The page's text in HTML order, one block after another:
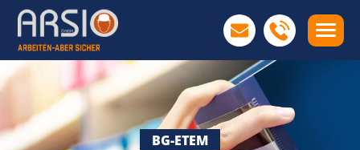
BG-ETEM